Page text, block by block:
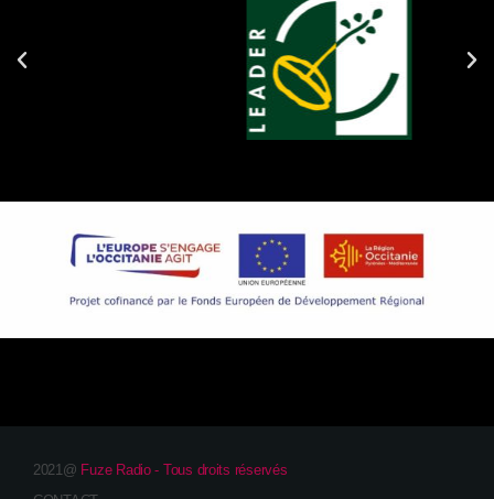
2021@ Fuze Radio - Tous droits réservés